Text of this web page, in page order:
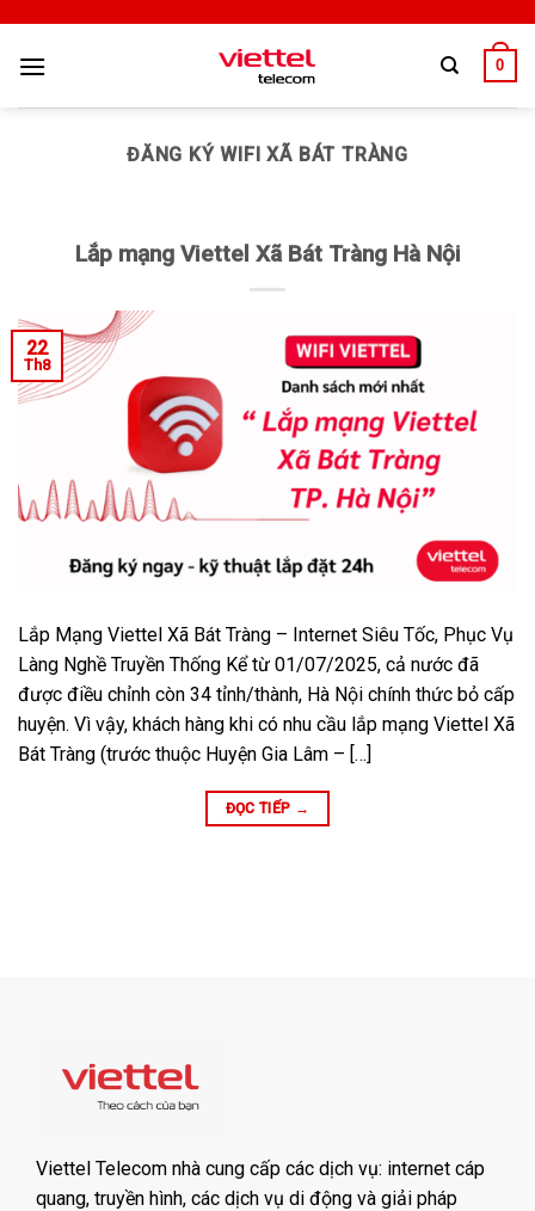
0
ĐĂNG KÝ WIFI XÃ BÁT TRÀNG
Lắp mạng Viettel Xã Bát Tràng Hà Nội
22
Th8
Lắp Mạng Viettel Xã Bát Tràng – Internet Siêu Tốc, Phục Vụ
Làng Nghề Truyền Thống Kể từ 01/07/2025, cả nước đã
được điều chỉnh còn 34 tỉnh/thành, Hà Nội chính thức bỏ cấp
huyện. Vì vậy, khách hàng khi có nhu cầu lắp mạng Viettel Xã
Bát Tràng (trước thuộc Huyện Gia Lâm – […]
ĐỌC TIẾP →
Viettel Telecom nhà cung cấp các dịch vụ: internet cáp
quang, truyền hình, các dịch vụ di động và giải pháp